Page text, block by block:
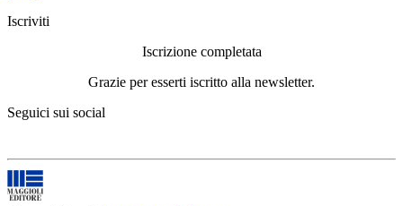
Iscriviti
Iscrizione completata
Grazie per esserti iscritto alla newsletter.
Seguici sui social